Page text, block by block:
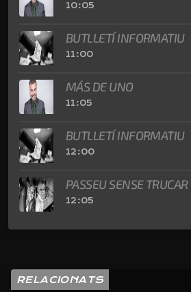
10:05
BUTLLETÍ INFORMATIU
11:00
MÁS DE UNO
11:05
BUTLLETÍ INFORMATIU
12:00
PASSEU SENSE TRUCAR
12:05
RELACIONATS